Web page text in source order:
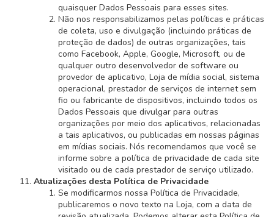
quaisquer Dados Pessoais para esses sites.
Não nos responsabilizamos pelas políticas e práticas
de coleta, uso e divulgação (incluindo práticas de
proteção de dados) de outras organizações, tais
como Facebook, Apple, Google, Microsoft, ou de
qualquer outro desenvolvedor de software ou
provedor de aplicativo, Loja de mídia social, sistema
operacional, prestador de serviços de internet sem
fio ou fabricante de dispositivos, incluindo todos os
Dados Pessoais que divulgar para outras
organizações por meio dos aplicativos, relacionadas
a tais aplicativos, ou publicadas em nossas páginas
em mídias sociais. Nós recomendamos que você se
informe sobre a política de privacidade de cada site
visitado ou de cada prestador de serviço utilizado.
Atualizações desta Política de Privacidade
Se modificarmos nossa Política de Privacidade,
publicaremos o novo texto na Loja, com a data de